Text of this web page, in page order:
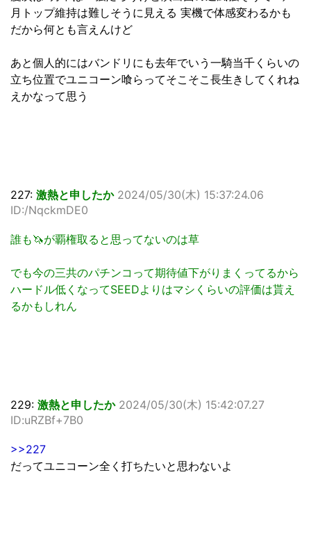
月トップ維持は難しそうに見える 実機で体感変わるかも
だから何とも言えんけど
あと個人的にはバンドリにも去年でいう一騎当千くらいの
立ち位置でユニコーン喰らってそこそこ長生きしてくれね
えかなって思う
227: 激熱と申したか 2024/05/30(木) 15:37:24.06
ID:/NqckmDE0
誰も🦄が覇権取ると思ってないのは草
でも今の三共のパチンコって期待値下がりまくってるから
ハードル低くなってSEEDよりはマシくらいの評価は貰え
るかもしれん
229: 激熱と申したか 2024/05/30(木) 15:42:07.27
ID:uRZBf+7B0
>>227
だってユニコーン全く打ちたいと思わないよ